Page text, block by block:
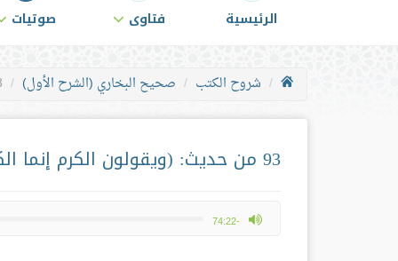
الرئيسية فتاوى صوتيات
شروح الكتب صحيح البخاري (الشرح الأول) 93
93 من حديث: (ويقولون الكرم إنما الكرم قلب المُؤمن)
-74:22
max volume